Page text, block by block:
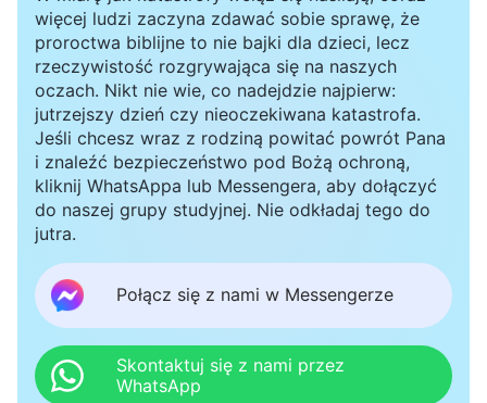
więcej ludzi zaczyna zdawać sobie sprawę, że
proroctwa biblijne to nie bajki dla dzieci, lecz
rzeczywistość rozgrywająca się na naszych
oczach. Nikt nie wie, co nadejdzie najpierw:
jutrzejszy dzień czy nieoczekiwana katastrofa.
Jeśli chcesz wraz z rodziną powitać powrót Pana
i znaleźć bezpieczeństwo pod Bożą ochroną,
kliknij WhatsAppa lub Messengera, aby dołączyć
do naszej grupy studyjnej. Nie odkładaj tego do
jutra.
Połącz się z nami w Messengerze
Skontaktuj się z nami przez
WhatsApp